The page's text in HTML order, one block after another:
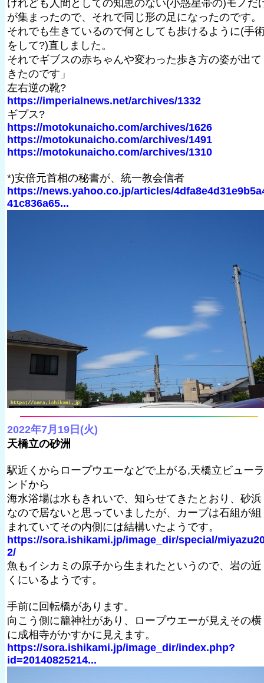
けれども人間としての知恵のない(小惑星帯の)モノだ
が集まったので、それで同じ形の足になったのです。
それでも生きているので何としても歩けるように(手
をして?)直しました。
それでギブスの赤ちゃんや変わった歩き方の姿が出て
きたのです」
左右逆の靴?
https://imperialnews.net/archives/1332
ギプス?
https://motokunaicho.com/archives/1626
https://motokunaicho.com/archives/1491
https://motokunaicho.com/archives/1310
*)安倍元首相の秘書が、統一教会信者
https://news.yahoo.co.jp/articles/
41c836a65...
2022年7月19日(火)
天橋立の砂洲
駅近くからロープウエーなどで上がる,天橋立ビューラ
ンドから
海水浴場は水もきれいで、知らせてきたとおり、砂浜
なので居ないと思っていましたが、カーブは石組が組
まれていてその内側には結構いたようです。
https://sora.ishikami.jp/image_dir/special/
2/
魚もイシカミの原子から生まれたというので、岩の近
くにいるようです。
手前に回転橋があります。
向こう側に籠神社があり、ロープウエーが見えその横
に成相寺がかすかに見えます。
https://sora.ishikami.jp/image_dir/index.php?
id=20140825214...